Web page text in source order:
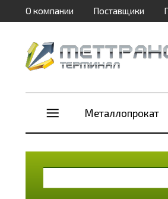
О компании Поставщики
Металлопрокат